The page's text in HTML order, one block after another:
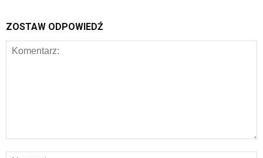
ZOSTAW ODPOWIEDŹ